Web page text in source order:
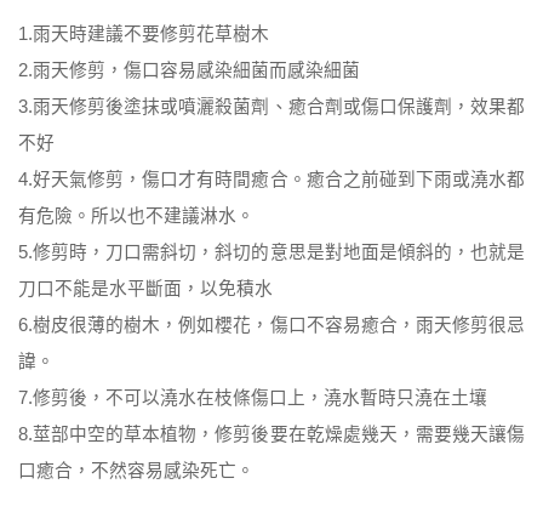
1.雨天時建議不要修剪花草樹木
2.雨天修剪，傷口容易感染細菌而感染細菌
3.雨天修剪後塗抹或噴灑殺菌劑、癒合劑或傷口保護劑，效果都
不好
4.好天氣修剪，傷口才有時間癒合。癒合之前碰到下雨或澆水都
有危險。所以也不建議淋水。
5.修剪時，刀口需斜切，斜切的意思是對地面是傾斜的，也就是
刀口不能是水平斷面，以免積水
6.樹皮很薄的樹木，例如櫻花，傷口不容易癒合，雨天修剪很忌
諱。
7.修剪後，不可以澆水在枝條傷口上，澆水暫時只澆在土壤
8.莖部中空的草本植物，修剪後要在乾燥處幾天，需要幾天讓傷
口癒合，不然容易感染死亡。